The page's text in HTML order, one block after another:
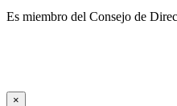
Es miembro del Consejo de
×